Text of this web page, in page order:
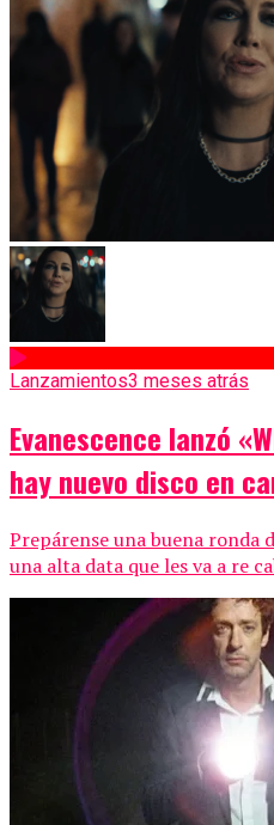
Lanzamientos3 meses atrás
Evanescence lanzó
hay nuevo disco en
Prepárense una buena ronda
una alta data que les va a re